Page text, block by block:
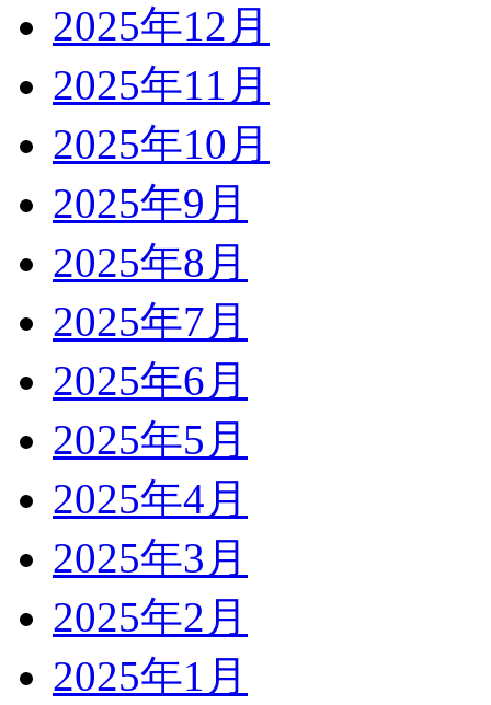
2025年12月
2025年11月
2025年10月
2025年9月
2025年8月
2025年7月
2025年6月
2025年5月
2025年4月
2025年3月
2025年2月
2025年1月